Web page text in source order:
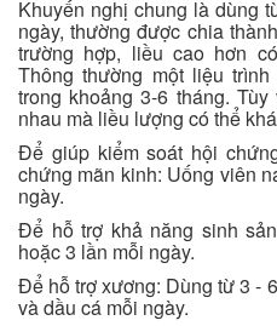
Khuyến nghị chung là dùng
ngày, thường được chia
trường hợp, liều cao hơn
Thông thường một liệu
trong khoảng 3-6 tháng.
nhau mà liều lượng có thể
Để giúp kiểm soát hội
chứng mãn kinh: Uống viên
ngày.
Để hỗ trợ khả năng sinh
hoặc 3 lần mỗi ngày.
Để hỗ trợ xương: Dùng từ 3 -
và dầu cá mỗi ngày.